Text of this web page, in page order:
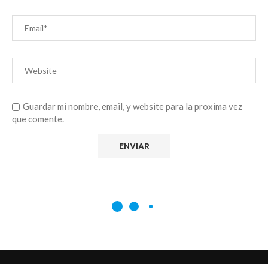
Guardar mi nombre, email, y website para la proxima vez
que comente.